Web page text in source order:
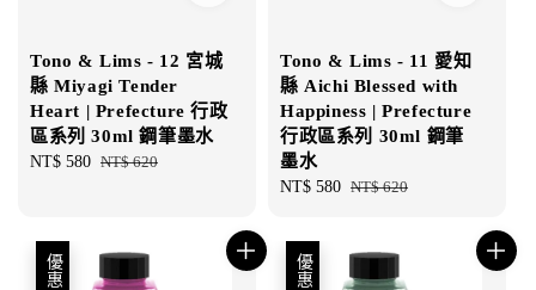
Tono & Lims - 12 宮城
縣 Miyagi Tender
Heart | Prefecture 行政
區系列 30ml 鋼筆墨水
Sale
NT$ 580 Regular
NT$ 620
Tono & Lims - 11 愛知
縣 Aichi Blessed with
Happiness | Prefecture
行政區系列 30ml 鋼筆
墨水
Sale
NT$ 580 Regular
NT$ 620
優惠 優惠